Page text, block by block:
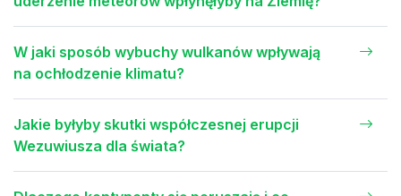
W jaki sposób wybuchy wulkanów wpływają
na ochłodzenie klimatu?
Jakie byłyby skutki współczesnej erupcji
Wezuwiusza dla świata?